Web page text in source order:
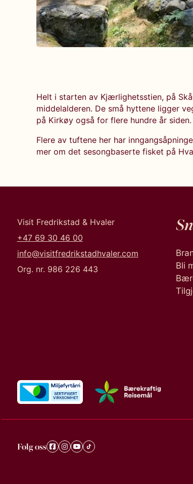
Helt i starten av Kjærlighetsstien, på
middelalderen. De små hyttene ligger
på Kirkøy også for flere hundre år siden.
Flere av tuftene her har
mer om det sesongbaserte fisket på
Visit Fredrikstad & Hvaler
+47 69 30 46 00
info@visitfredrikstadhvaler.com
Org. nr. 986 226 443
Bli
Følg oss